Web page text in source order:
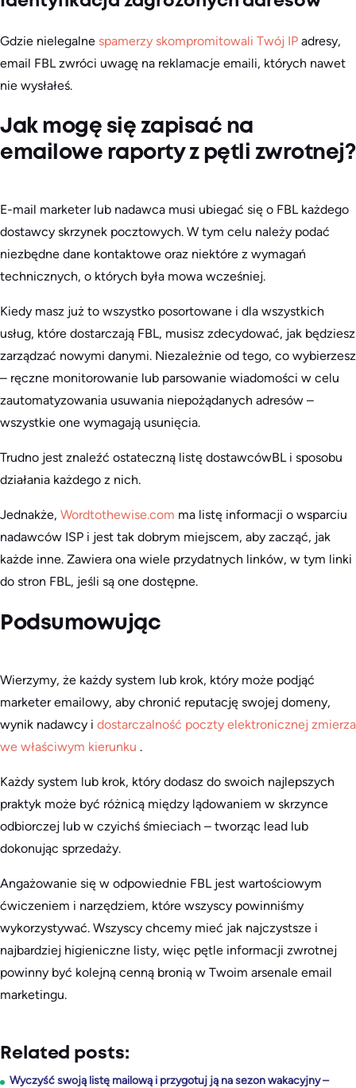
Gdzie nielegalne spamerzy skompromitowali Twój IP adresy,
email FBL zwróci uwagę na reklamacje emaili, których nawet
nie wysłałeś.
Jak mogę się zapisać na
emailowe raporty z pętli zwrotnej?
E-mail marketer lub nadawca musi ubiegać się o FBL każdego
dostawcy skrzynek pocztowych. W tym celu należy podać
niezbędne dane kontaktowe oraz niektóre z wymagań
technicznych, o których była mowa wcześniej.
Kiedy masz już to wszystko posortowane i dla wszystkich
usług, które dostarczają FBL, musisz zdecydować, jak będziesz
zarządzać nowymi danymi. Niezależnie od tego, co wybierzesz
– ręczne monitorowanie lub parsowanie wiadomości w celu
zautomatyzowania usuwania niepożądanych adresów –
wszystkie one wymagają usunięcia.
Trudno jest znaleźć ostateczną listę dostawcówBL i sposobu
działania każdego z nich.
Jednakże, Wordtothewise.com ma listę informacji o wsparciu
nadawców ISP i jest tak dobrym miejscem, aby zacząć, jak
każde inne. Zawiera ona wiele przydatnych linków, w tym linki
do stron FBL, jeśli są one dostępne.
Podsumowując
Wierzymy, że każdy system lub krok, który może podjąć
marketer emailowy, aby chronić reputację swojej domeny,
wynik nadawcy i dostarczalność poczty elektronicznej zmierza
we właściwym kierunku .
Każdy system lub krok, który dodasz do swoich najlepszych
praktyk może być różnicą między lądowaniem w skrzynce
odbiorczej lub w czyichś śmieciach – tworząc lead lub
dokonując sprzedaży.
Angażowanie się w odpowiednie FBL jest wartościowym
ćwiczeniem i narzędziem, które wszyscy powinniśmy
wykorzystywać. Wszyscy chcemy mieć jak najczystsze i
najbardziej higieniczne listy, więc pętle informacji zwrotnej
powinny być kolejną cenną bronią w Twoim arsenale email
marketingu.
Related posts:
Wyczyść swoją listę mailową i przygotuj ją na sezon wakacyjny –